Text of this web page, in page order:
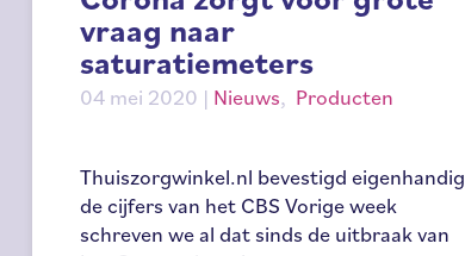
vraag naar
saturatiemeters
04 mei 2020 | Nieuws, Producten
Thuiszorgwinkel.nl bevestigd eigenhandig
de cijfers van het CBS Vorige week
schreven we al dat sinds de uitbraak van